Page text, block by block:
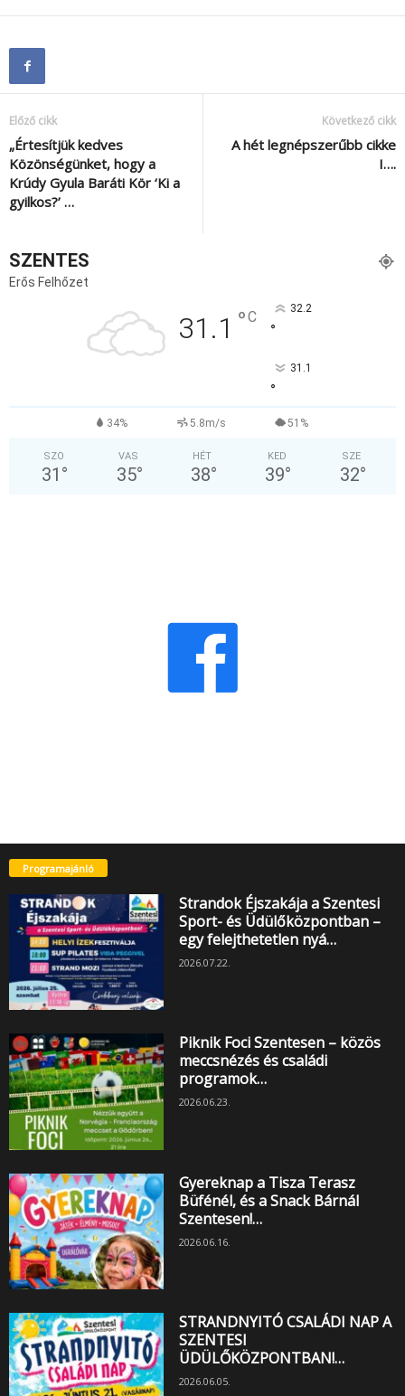
Előző cikk
„Értesítjük kedves
Közönségünket, hogy a
Krúdy Gyula Baráti Kör ‘Ki a
gyilkos?’ …
Következő cikk
A hét legnépszerűbb cikke
I….
SZENTES
Erős Felhőzet
31.1 °C 32.2
°
31.1
°
34% 5.8m/s 51%
SZO
31 °
VAS
35°
HÉT
38°
KED
39°
SZE
32°
Programajánló
Strandok Éjszakája a Szentesi
Sport- és Üdülőközpontban –
egy felejthetetlen nyá…
2026.07.22.
Piknik Foci Szentesen – közös
meccsnézés és családi
programok…
2026.06.23.
Gyereknap a Tisza Terasz
Büfénél, és a Snack Bárnál
Szentesen!…
2026.06.16.
STRANDNYITÓ CSALÁDI NAP A
SZENTESI
ÜDÜLŐKÖZPONTBAN!…
2026.06.05.